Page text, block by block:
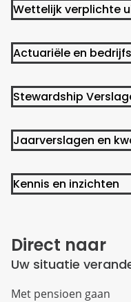
Wettelijk verplichte
Actuariële en
Stewardship
Jaarverslagen en
Kennis en inzichten
Direct naar
Uw situatie
Met pensioen gaan